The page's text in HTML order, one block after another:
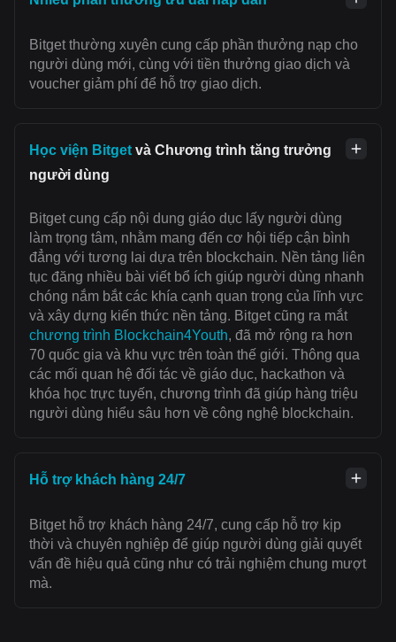
Bitget thường xuyên cung cấp phần thưởng nạp cho
người dùng mới, cùng với tiền thưởng giao dịch và
voucher giảm phí để hỗ trợ giao dịch.
Học viện Bitget và Chương trình tăng trưởng
người dùng
Bitget cung cấp nội dung giáo dục lấy người dùng
làm trọng tâm, nhằm mang đến cơ hội tiếp cận bình
đẳng với tương lai dựa trên blockchain. Nền tảng liên
tục đăng nhiều bài viết bổ ích giúp người dùng nhanh
chóng nắm bắt các khía cạnh quan trọng của lĩnh vực
và xây dựng kiến thức nền tảng. Bitget cũng ra mắt
chương trình Blockchain4Youth, đã mở rộng ra hơn
70 quốc gia và khu vực trên toàn thế giới. Thông qua
các mối quan hệ đối tác về giáo dục, hackathon và
khóa học trực tuyến, chương trình đã giúp hàng triệu
người dùng hiểu sâu hơn về công nghệ blockchain.
Hỗ trợ khách hàng 24/7
Bitget hỗ trợ khách hàng 24/7, cung cấp hỗ trợ kịp
thời và chuyên nghiệp để giúp người dùng giải quyết
vấn đề hiệu quả cũng như có trải nghiệm chung mượt
mà.